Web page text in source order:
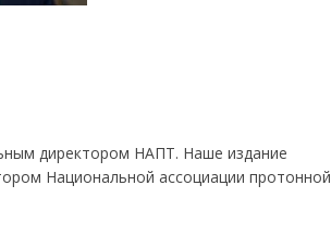
директором НАПТ. Наше издание
Национальной ассоциации протонной